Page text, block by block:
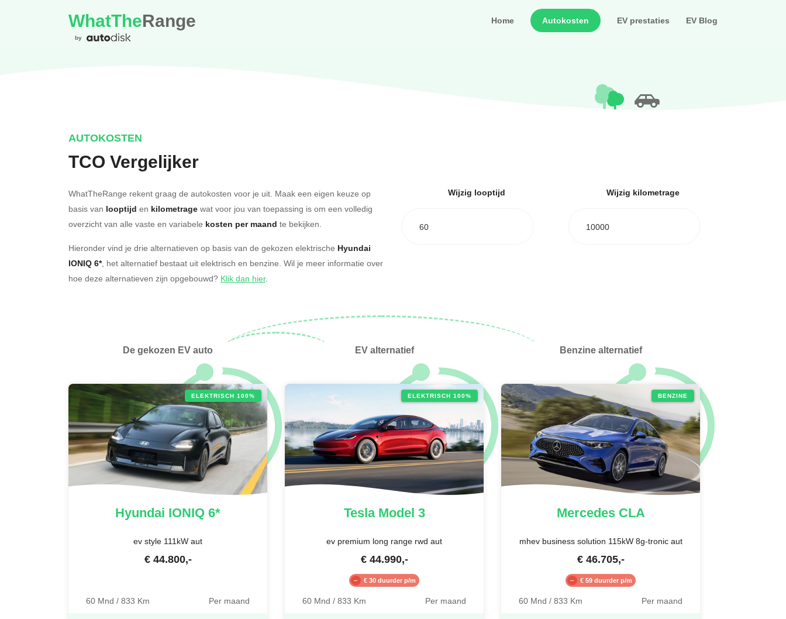
WhatTheRange
by
Home Autokosten EV prestaties EV Blog
AUTOKOSTEN
TCO Vergelijker
WhatTheRange rekent graag de autokosten voor je uit. Maak een eigen keuze op
basis van looptijd en kilometrage wat voor jou van toepassing is om een volledig
overzicht van alle vaste en variabele kosten per maand te bekijken.
Hieronder vind je drie alternatieven op basis van de gekozen elektrische Hyundai
IONIQ 6*, het alternatief bestaat uit elektrisch en benzine. Wil je meer informatie over
hoe deze alternatieven zijn opgebouwd? Klik dan hier.
Wijzig looptijd
60
Wijzig kilometrage
10000
De gekozen EV auto
ELEKTRISCH 100%
Hyundai IONIQ 6*
ev style 111kW aut
€ 44.800,-
60 Mnd / 833 Km Per maand
EV alternatief
ELEKTRISCH 100%
TeslaModel 3
ev premium long range rwd aut
€ 44.990,-
€ 30 duurder p/m
60 Mnd / 833 Km Per maand
Benzine alternatief
BENZINE
MercedesCLA
mhev business solution 115kW 8g-tronic aut
€ 46.705,-
€ 59 duurder p/m
60 Mnd / 833 Km Per maand